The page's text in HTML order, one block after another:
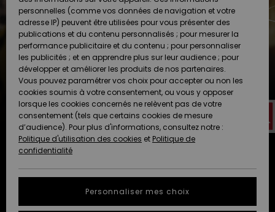
Surf
Snow
Nouveautés
A
Découvrir
Surf
Snow
Nouveautés
A
Découvrir
Snow
Highlights
Communauté
SNOW
Snow
Shop
Femme
A
Découvrir
Communauté
OUTLET
Outlet
Femme
AIDE &
CONTACT
Paiement
Carte
Cadeau
Quiksilver
Freedom
Protection
des
tailles
MAGASINS
QUIKSILVER
Collection
Young Guns
Un style radical défini
personnelles (comme vos données de navigation et votre
adresse IP) peuvent être utilisées pour vous présenter des
publications et du contenu personnalisés ; pour mesurer la
performance publicitaire et du contenu ; pour personnaliser
les publicités ; et en apprendre plus sur leur audience ; pour
développer et améliorer les produits de nos partenaires.
Vous pouvez paramétrer vos choix pour accepter ou non les
cookies soumis à votre consentement, ou vous y opposer
lorsque les cookies concernés ne relèvent pas de votre
consentement (tels que certains cookies de mesure
d’audience). Pour plus d'informations, consultez notre :
Politique d'utilisation des cookies et Politique de
confidentialité
Personnaliser mes choix